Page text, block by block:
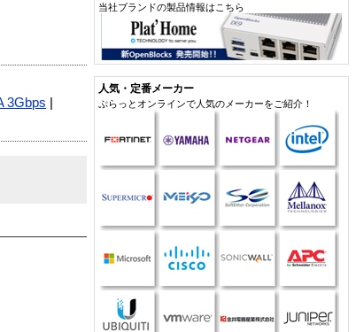
3Gbps
当社ブランドの製品情報はこちら
人気・定番メーカー
ぷらっとオンラインで人気のメーカーをご紹介！